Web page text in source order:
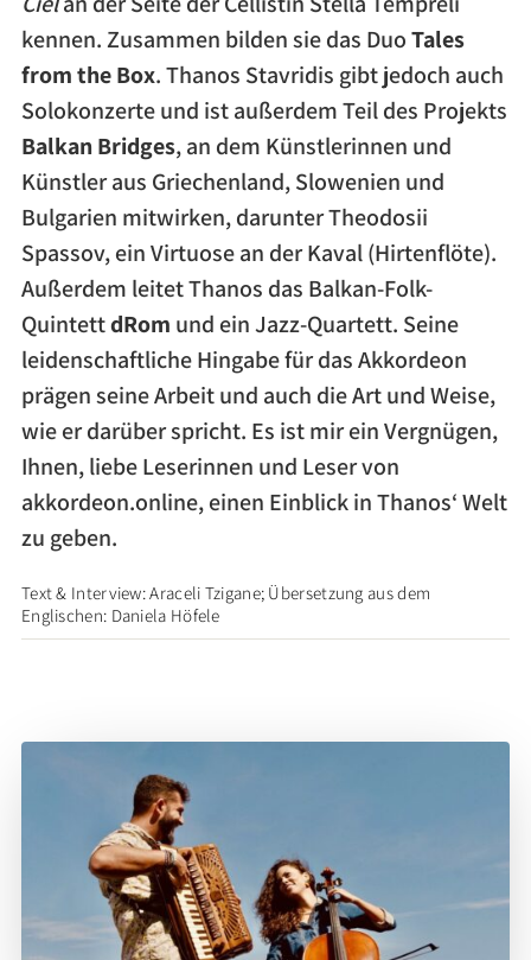
kennen. Zusammen bilden sie das DuoTales
from the Box. Thanos Stavridis gibt jedoch auch
Solokonzerte und ist außerdem Teil des Projekts
Balkan Bridges, an dem Künstlerinnen und
Künstler aus Griechenland, Slowenien und
Bulgarien mitwirken, darunter Theodosii
Spassov, ein Virtuose an der Kaval (Hirtenflöte).
Außerdem leitet Thanos das Balkan-Folk-
QuintettdRom und ein Jazz-Quartett. Seine
leidenschaftliche Hingabe für das Akkordeon
prägen seine Arbeit und auch die Art und Weise,
wie er darüber spricht. Es ist mir ein Vergnügen,
Ihnen, liebe Leserinnen und Leser von
akkordeon.online, einen Einblick in Thanos‘ Welt
zu geben.
Text & Interview: Araceli Tzigane; Übersetzung aus dem
Englischen: Daniela Höfele